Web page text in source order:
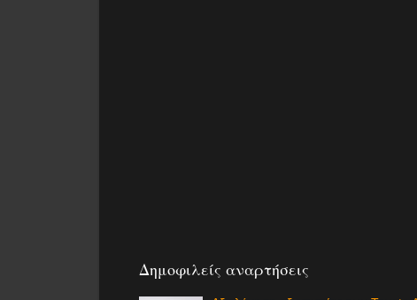
Δημοφιλείς αναρτήσεις